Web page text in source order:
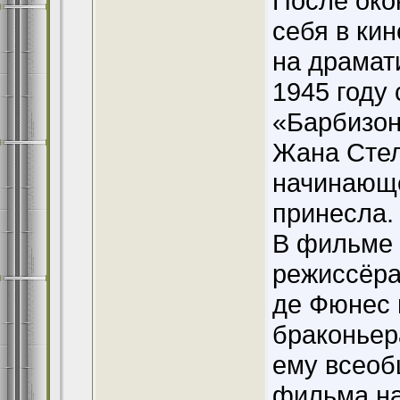
себя в
на
1945
Жана
принесла.
В фильме
де Фюнес
ему